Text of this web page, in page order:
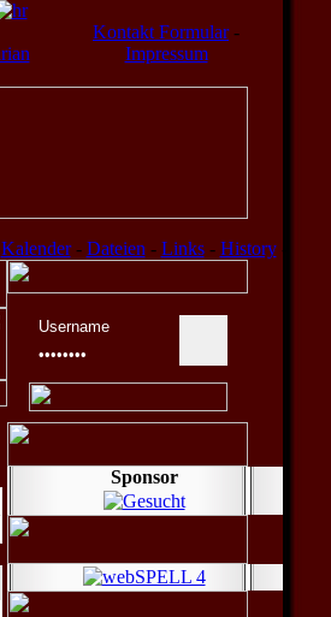
Kontakt Formular-
Impressum
Kalender- Dateien - Links- History-
Sponsor